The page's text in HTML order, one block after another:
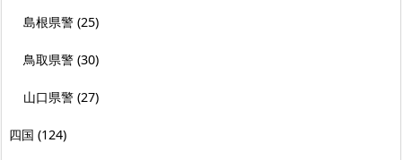
島根県警 (25)
鳥取県警 (30)
山口県警 (27)
四国 (124)